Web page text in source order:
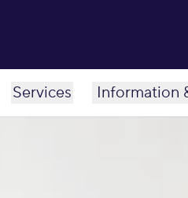
Services Information